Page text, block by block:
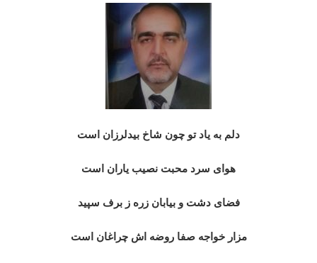
دلم به یاد تو چون شاخ بیدلرزان است
هوای سرد محبت نصیب یاران است
فضای دشت و بیابان زره ز برف سپید
مزار خواجه صفا روضه اش چراغان است